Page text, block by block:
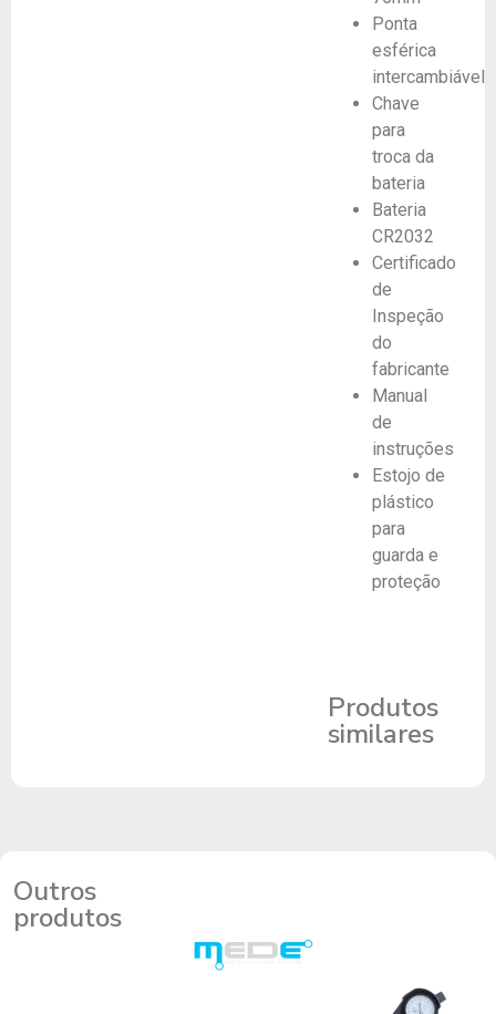
Ponta
esférica
intercambiável
Chave
para
troca da
bateria
Bateria
CR2032
Certificado
de
Inspeção
do
fabricante
Manual
de
instruções
Estojo de
plástico
para
guarda e
proteção
Produtos
similares
Outros
produtos